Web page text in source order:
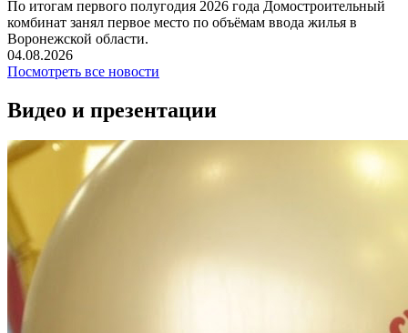
По итогам первого полугодия 2026 года Домостроительный
комбинат занял первое место по объёмам ввода жилья в
Воронежской области.
04.08.2026
Посмотреть все новости
Видео и презентации